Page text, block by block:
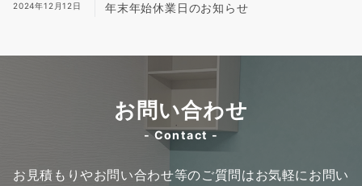
2024年12月12日 年末年始休業日のお知らせ
お問い合わせ
- Contact -
お見積もりやお問い合わせ等のご質問はお気軽にお問い